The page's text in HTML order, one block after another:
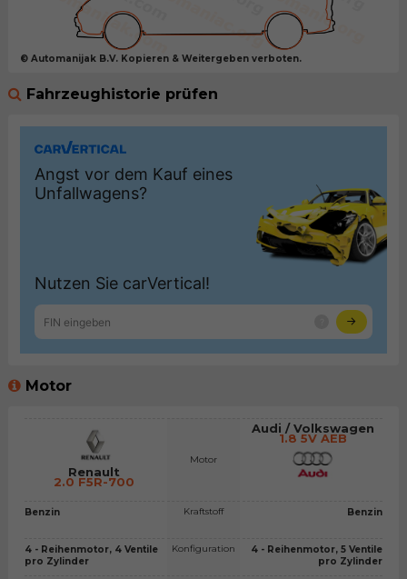
© Automanijak B.V. Kopieren & Weitergeben verboten.
Fahrzeughistorie prüfen
Motor
Renault
2.0 F5R-700
Benzin
4 - Reihenmotor, 4 Ventile
pro Zylinder
Motor
Kraftstoff
Konfiguration
Audi / Volkswagen
1.8 5V AEB
Benzin
4 - Reihenmotor, 5 Ventile
pro Zylinder